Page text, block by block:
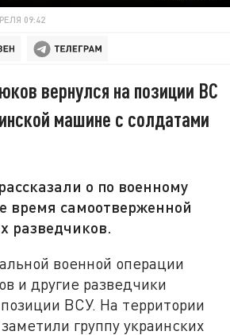
09:42
вернулся на позиции ВС
машине с солдатами
о по военному
время самоотверженной
разведчиков.
военной операции
и другие разведчики
ВСУ. На территории
группу украинских